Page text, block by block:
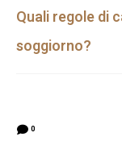
Quali regole di
soggiorno?
0